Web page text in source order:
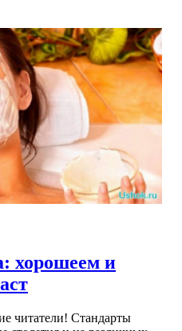
хорошеем и
читатели! Стандарты